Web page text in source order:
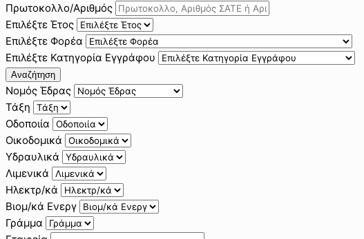
Πρωτοκολλο/Αριθμός
Επιλέξτε Έτος
Επιλέξτε Φορέα
Επιλέξτε Κατηγορία Εγγράφου
Αναζήτηση
Νομός Έδρας
Τάξη
Οδοποιία
Οικοδομικά
Υδραυλικά
Λιμενικά
Ηλεκτρ/κά
Βιομ/κά Ενεργ
Γράμμα